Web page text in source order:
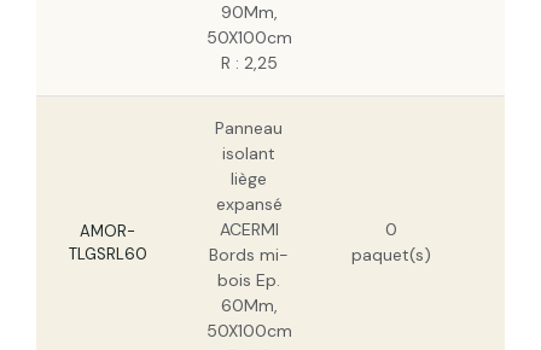
90Mm,
50X100cm
R : 2,25
AMOR-
TLGSRL60
Panneau
isolant
liège
expansé
ACERMI
Bords mi-
bois Ep.
60Mm,
50X100cm
0
paquet(s)